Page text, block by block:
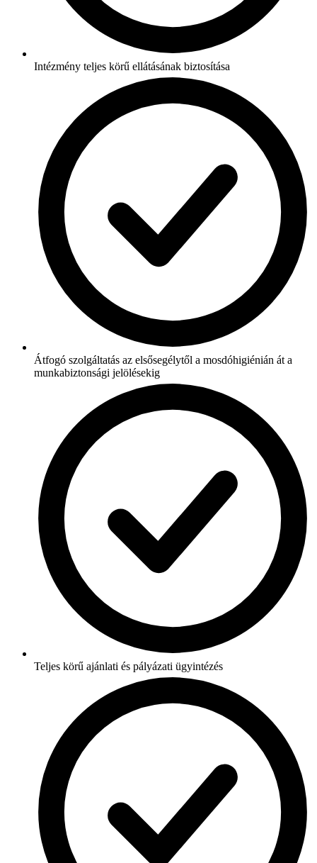
Intézmény teljes körű ellátásának biztosítása
Átfogó szolgáltatás az elsősegélytől a mosdóhigiénián át a
munkabiztonsági jelölésekig
Teljes körű ajánlati és pályázati ügyintézés